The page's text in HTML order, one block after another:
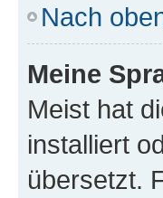
Nach
Meine
Meist hat
installiert
übersetzt.